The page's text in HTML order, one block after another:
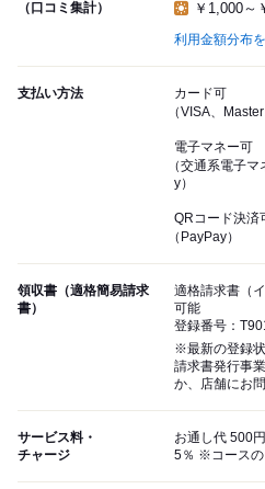
（口コミ集計） ￥1,000～
利用金額分布
支払い方法
カード可
（VISA、
電子マネー可
（交通系電子
y）
QRコード決済
（PayPay）
領収書（適格簡易請求
書）
適格請求書（
可能
登録番号：
※最新の登録
請求書発行事
か、店舗にお
サービス料・
チャージ
お通し代 500
5％ ※コースの